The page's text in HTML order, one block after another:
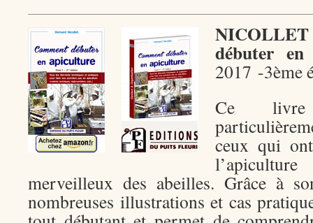
NICOLLET
débuter en
2017 -3ème
Ce livre
ceux qui
merveilleux des abeilles. Grâce à
nombreuses illustrations et cas